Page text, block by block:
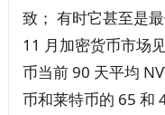
致； 有时它甚至是
11 月加密货币市场
币当前 90 天平均
币和莱特币的 65 和